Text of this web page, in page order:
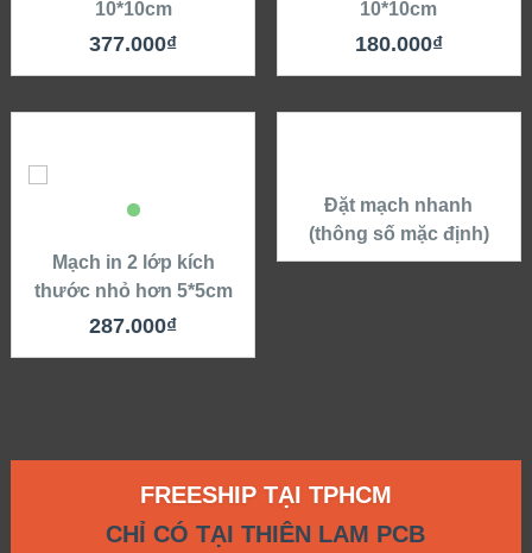
10*10cm
377.000₫
10*10cm
180.000₫
Mạch in 2 lớp kích
thước nhỏ hơn 5*5cm
287.000₫
Đặt mạch nhanh
(thông số mặc định)
FREESHIP TẠI TPHCM
CHỈ CÓ TẠI THIÊN LAM PCB